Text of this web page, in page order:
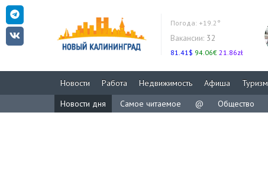
Погода: +19.2°
Вакансии: 32
81.41$ 94.06€ 21.86zł
Новости Работа Недвижимость Афиша Туризм
Новости дня
Самое читаемое @ Общество